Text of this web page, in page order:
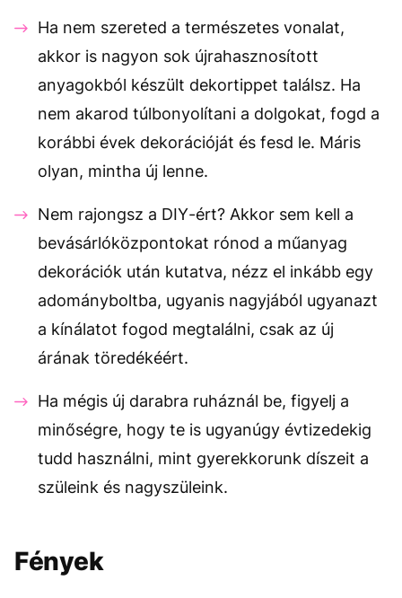
Ha nem szereted a természetes vonalat,
akkor is nagyon sok újrahasznosított
anyagokból készült dekortippet találsz. Ha
nem akarod túlbonyolítani a dolgokat, fogd a
korábbi évek dekorációját és fesd le. Máris
olyan, mintha új lenne.
Nem rajongsz a DIY-ért? Akkor sem kell a
bevásárlóközpontokat rónod a műanyag
dekorációk után kutatva, nézz el inkább egy
adományboltba, ugyanis nagyjából ugyanazt
a kínálatot fogod megtalálni, csak az új
árának töredékéért.
Ha mégis új darabra ruháznál be, figyelj a
minőségre, hogy te is ugyanúgy évtizedekig
tudd használni, mint gyerekkorunk díszeit a
szüleink és nagyszüleink.
Fények